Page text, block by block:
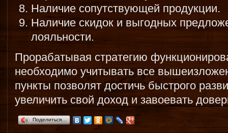
Наличие сопутствующей продукции.
Наличие скидок и выгодных
лояльности.
Прорабатывая стратегию
необходимо учитывать все
пункты позволят достичь быстрого
увеличить свой доход и завоевать
Поделиться…